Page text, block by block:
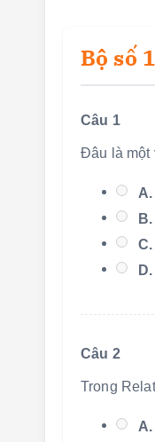
Bộ số 1
Câu 1
Đâu là một
A.
B.
C.
D.
Câu 2
Trong
A.